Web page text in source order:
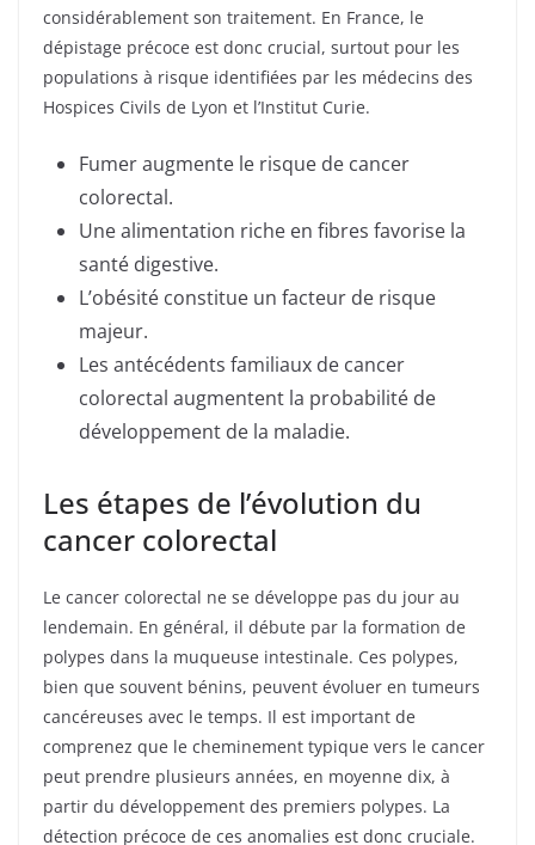
considérablement son traitement. En France, le
dépistage précoce est donc crucial, surtout pour les
populations à risque identifiées par les médecins des
Hospices Civils de Lyon et l’Institut Curie.
Fumer augmente le risque de cancer
colorectal.
Une alimentation riche en fibres favorise la
santé digestive.
L’obésité constitue un facteur de risque
majeur.
Les antécédents familiaux de cancer
colorectal augmentent la probabilité de
développement de la maladie.
Les étapes de l’évolution du
cancer colorectal
Le cancer colorectal ne se développe pas du jour au
lendemain. En général, il débute par la formation de
polypes dans la muqueuse intestinale. Ces polypes,
bien que souvent bénins, peuvent évoluer en tumeurs
cancéreuses avec le temps. Il est important de
comprenez que le cheminement typique vers le cancer
peut prendre plusieurs années, en moyenne dix, à
partir du développement des premiers polypes. La
détection précoce de ces anomalies est donc cruciale.